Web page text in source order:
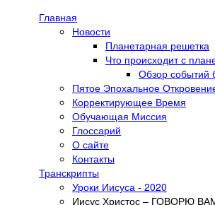
Перейти к основному содержанию
Main menu
Главная
Новости
Планетарная решетка
Что происходит с
Обзор событий
Пятое Эпохальное
Корректирующее Время
Обучающая Миссия
Глоссарий
О сайте
Контакты
Транскрипты
Уроки Иисуса - 2020
Иисус Христос – ГОВОРЮ